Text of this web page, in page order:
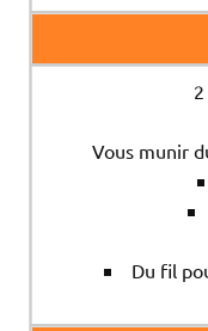
Vous munir
Du fil